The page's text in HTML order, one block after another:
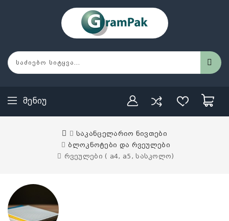
Მენიუ
საკანცელარიო ნივთები
ბლოკნოტები და რვეულები
რვეულები ( a4, a5, სასკოლო)